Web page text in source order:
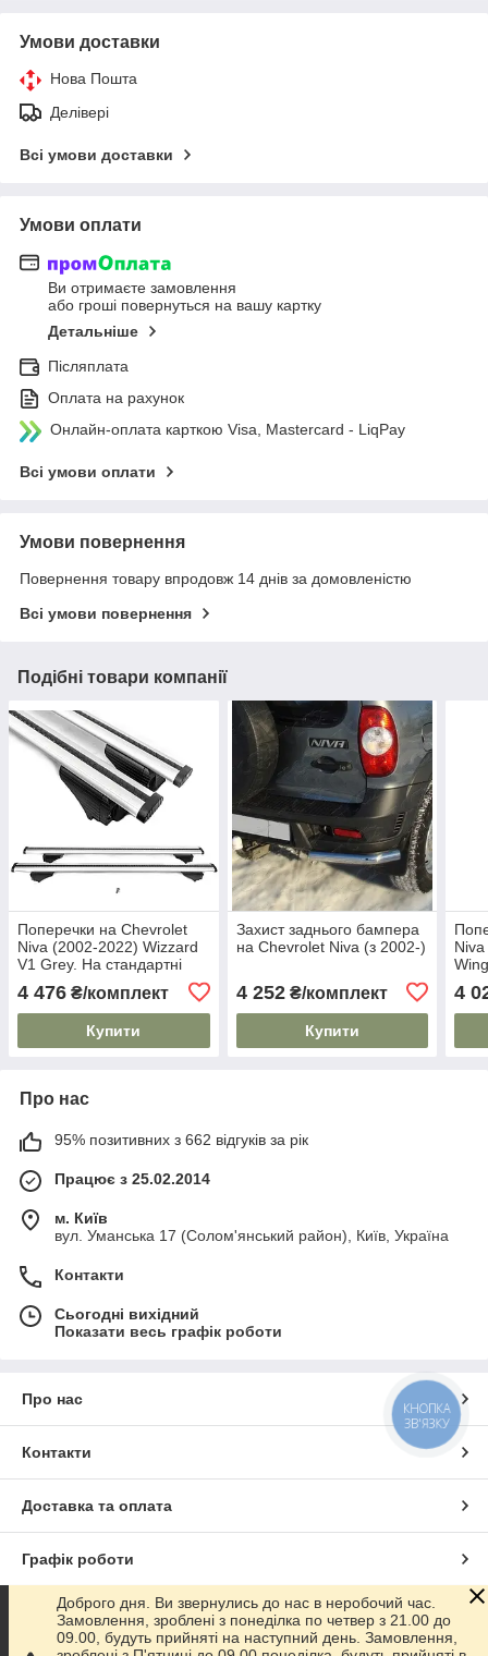
Умови доставки
Нова Пошта
Делівері
Всі умови доставки
Умови оплати
Ви отримаєте замовлення
або гроші повернуться на вашу картку
Детальніше
Післяплата
Оплата на рахунок
Онлайн-оплата карткою Visa, Mastercard - LiqPay
Всі умови оплати
Умови повернення
Повернення товару впродовж 14 днів за домовленістю
Всі умови повернення
Подібні товари компанії
Поперечки на Chevrolet
Niva (2002-2022) Wizzard
V1 Grey. На стандартні
ключ. Сірі
4 476 ₴/комплект
Купити
Захист заднього бампера
на Chevrolet Niva (з 2002-)
4 252₴/комплект
Купити
4
Про нас
95% позитивних з 662 відгуків за рік
Працює з 25.02.2014
м. Київ
вул. Уманська 17 (Солом'янський район), Київ, Україна
Контакти
Сьогодні вихідний
Показати весь графік роботи
Про нас
Контакти
Доставка та оплата
Графік роботи
Повна версія сайту
Доброго дня. Ви звернулись до нас в неробочий час.
Замовлення, зроблені з понеділка по четвер з 21.00 до
09.00, будуть прийняті на наступний день. Замовлення,
КНОПКА
ЗВ'ЯЗКУ